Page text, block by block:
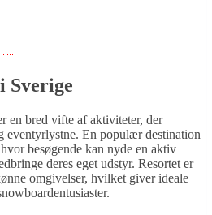
Sverige
en bred vifte af aktiviteter, der
eventyrlystne. En populær destination
besøgende kan nyde en aktiv
deres eget udstyr. Resortet er
omgivelser, hvilket giver ideale